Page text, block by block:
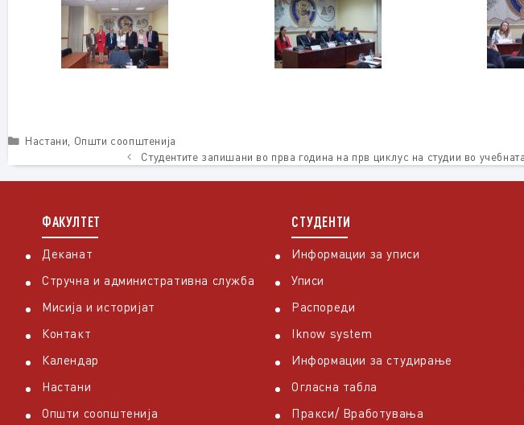
Categories
Настани, Општи соопштенија
Студентите запишани во прва година на прв циклус на студии во
ФАКУЛТЕТ
Деканат
Стручна и административна служба
Мисија и историјат
Контакт
Календар
Настани
Општи соопштенија
СТУДЕНТИ
Информации за уписи
Уписи
Распореди
Iknow system
Информации за студирање
Огласна табла
Пракси/ Вработувања